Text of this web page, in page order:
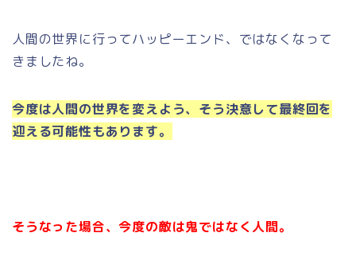
人間の世界に行ってハッピーエンド、ではなくなって
きましたね。
今度は人間の世界を変えよう、そう決意して最終回を
迎える可能性もあります。
そうなった場合、今度の敵は鬼ではなく人間。